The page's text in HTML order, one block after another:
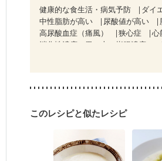
健康的な食生活・病気予防 ダイ
中性脂肪が高い
尿酸値が高い
高尿酸血症（痛風）
狭心症 心
消化性潰瘍（胃・十二指腸潰瘍）
大腸がん治療を終えた方・経過観
妊婦健診・血圧が気になる（初期）
フレイル（年齢に合わせた体作り
このレシピと似たレシピ